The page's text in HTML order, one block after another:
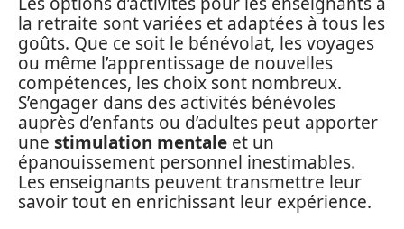
la retraite sont variées et adaptées à tous les
goûts. Que ce soit le bénévolat, les voyages
ou même l’apprentissage de nouvelles
compétences, les choix sont nombreux.
S’engager dans des activités bénévoles
auprès d’enfants ou d’adultes peut apporter
une stimulation mentale et un
épanouissement personnel inestimables.
Les enseignants peuvent transmettre leur
savoir tout en enrichissant leur expérience.